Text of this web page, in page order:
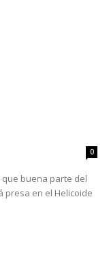
0
que buena parte del
en el Helicoide